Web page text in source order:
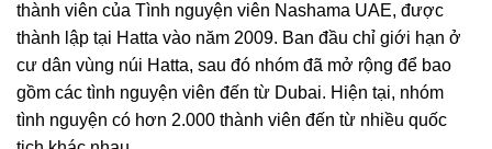
thành viên của Tình nguyện viên Nashama UAE, được
thành lập tại Hatta vào năm 2009. Ban đầu chỉ giới hạn ở
cư dân vùng núi Hatta, sau đó nhóm đã mở rộng để bao
gồm các tình nguyện viên đến từ Dubai. Hiện tại, nhóm
tình nguyện có hơn 2.000 thành viên đến từ nhiều quốc